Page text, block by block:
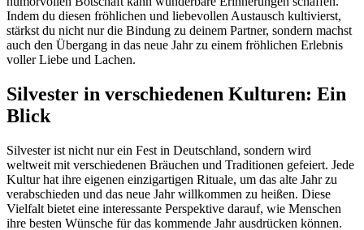
Indem du diesen fröhlichen und liebevollen Austausch kultivierst,
stärkst du nicht nur die Bindung zu deinem Partner, sondern machst
auch den Übergang in das neue Jahr zu einem fröhlichen Erlebnis
voller Liebe und Lachen.
Silvester in verschiedenen Kulturen: Ein
Blick
Silvester ist nicht nur ein Fest in Deutschland, sondern wird
weltweit mit verschiedenen Bräuchen und Traditionen gefeiert. Jede
Kultur hat ihre eigenen einzigartigen Rituale, um das alte Jahr zu
verabschieden und das neue Jahr willkommen zu heißen. Diese
Vielfalt bietet eine interessante Perspektive darauf, wie Menschen
ihre besten Wünsche für das kommende Jahr ausdrücken können.